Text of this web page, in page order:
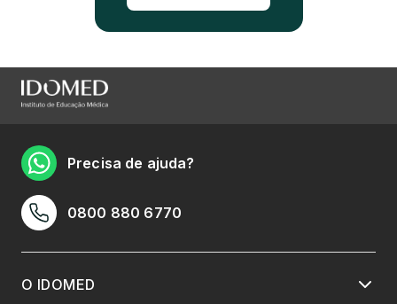
0800 880 6770
Precisa de ajuda?
O IDOMED